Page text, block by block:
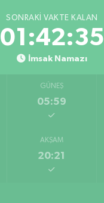
SONRAKI VAKTE KALAN
01:42:34
İmsak Namazı
GÜNEŞ
05:59
AKŞAM
20:21